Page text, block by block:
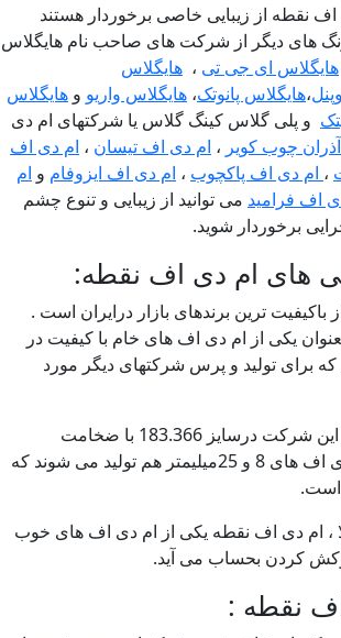
نقطه از زیبایی خاصی برخوردار هستند
های دیگر از شرکت های صاحب نام هایگلاس
ای جی تی، هایگلاس
، هایگلاس پانوتک،هایگلاس واریو و هایگلاس
و پلی گلاس کینگ گلاس یا شرکتهای ام دی
چوب کویر، ام دی اف تیسان، ام دی اف
ام دی اف پاکچوب، ام دی اف ایزوفامو ام
فرامیدمی توانید از زیبایی و تنوع چشم
برخوردار شوید.
های ام دی اف نقطه:
ترین برندهای بازار درایران است .
یکی از ام دی اف های خام با کیفیت در
برای تولید و پرس شرکتهای دیگر مورد
عمده تولید ام دی اف این شرکت درسایز 183.366 با ضخامت
16میلیمتر است. ام دی اف های 8 و 25میلیمتر هم تولید می شوند که
، ام دی اف نقطه یکی از ام دی اف های خوب
کردن بحساب می آید.
نقطه :